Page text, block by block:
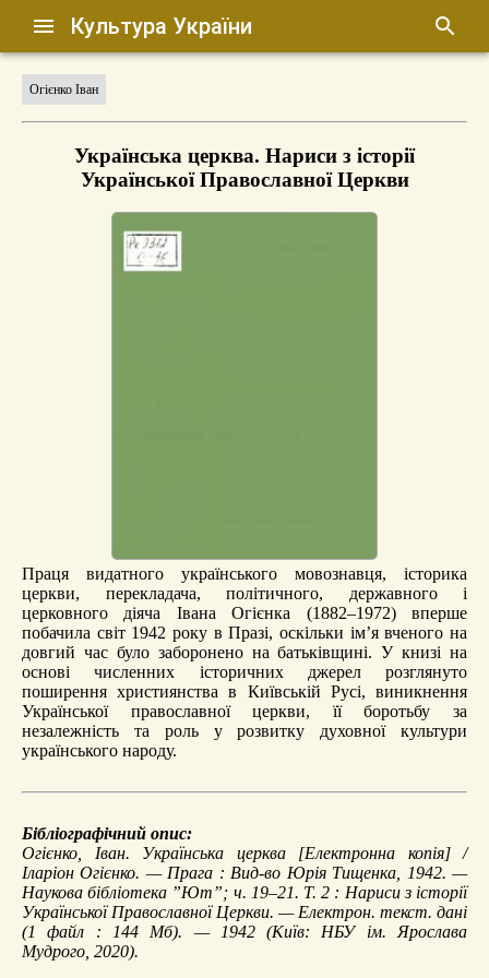
Культура України
Огієнко Іван
Українська церква. Нариси з історії
Української Православної Церкви
Праця видатного українського мовознавця, історика
церкви, перекладача, політичного, державного і
церковного діяча Івана Огієнка (1882–1972) вперше
побачила світ 1942 року в Празі, оскільки ім’я вченого на
довгий час було заборонено на батьківщині. У книзі на
основі численних історичних джерел розглянуто
поширення християнства в Київській Русі, виникнення
Української православної церкви, її боротьбу за
незалежність та роль у розвитку духовної культури
українського народу.
Бібліографічний опис:
Огієнко, Іван. Українська церква[Електронна копія] /
Іларіон Огієнко. — Прага : Вид-во Юрія Тищенка, 1942. —
Наукова бібліотека ”Ют”; ч. 19–21. Т. 2 : Нариси з історії
Української Православної Церкви. — Електрон. текст. дані
(1 файл : 144 Мб). — 1942 (Київ: НБУ ім. Ярослава
Мудрого, 2020).